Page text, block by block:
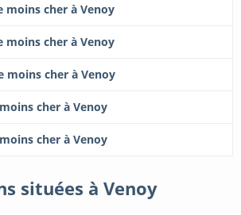
moins cher à Venoy
moins cher à Venoy
moins cher à Venoy
cher à Venoy
cher à Venoy
situées à Venoy